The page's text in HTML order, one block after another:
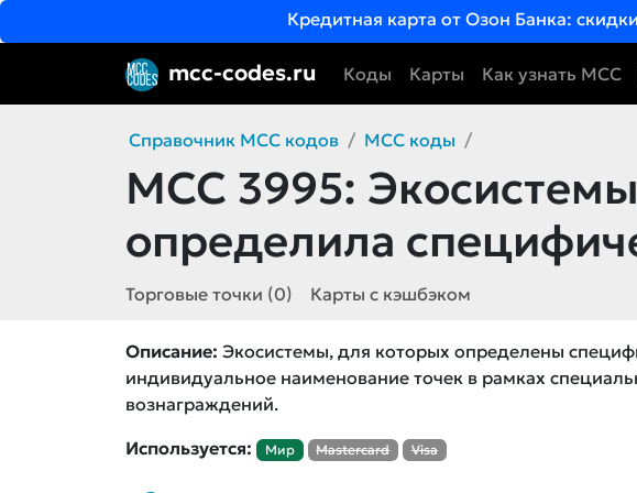
Кредитная карта от Озон Банка:
mcc-codes.ru Коды Карты Как узнать MCC
Справочник MCC кодов MCC коды
MCC 3995:
определила
Торговые точки (0) Карты с кэшбэком
Описание: Экосистемы, для которых определены
индивидуальное наименование точек в рамках
вознаграждений.
Используется:
Мир Mastercard Visa